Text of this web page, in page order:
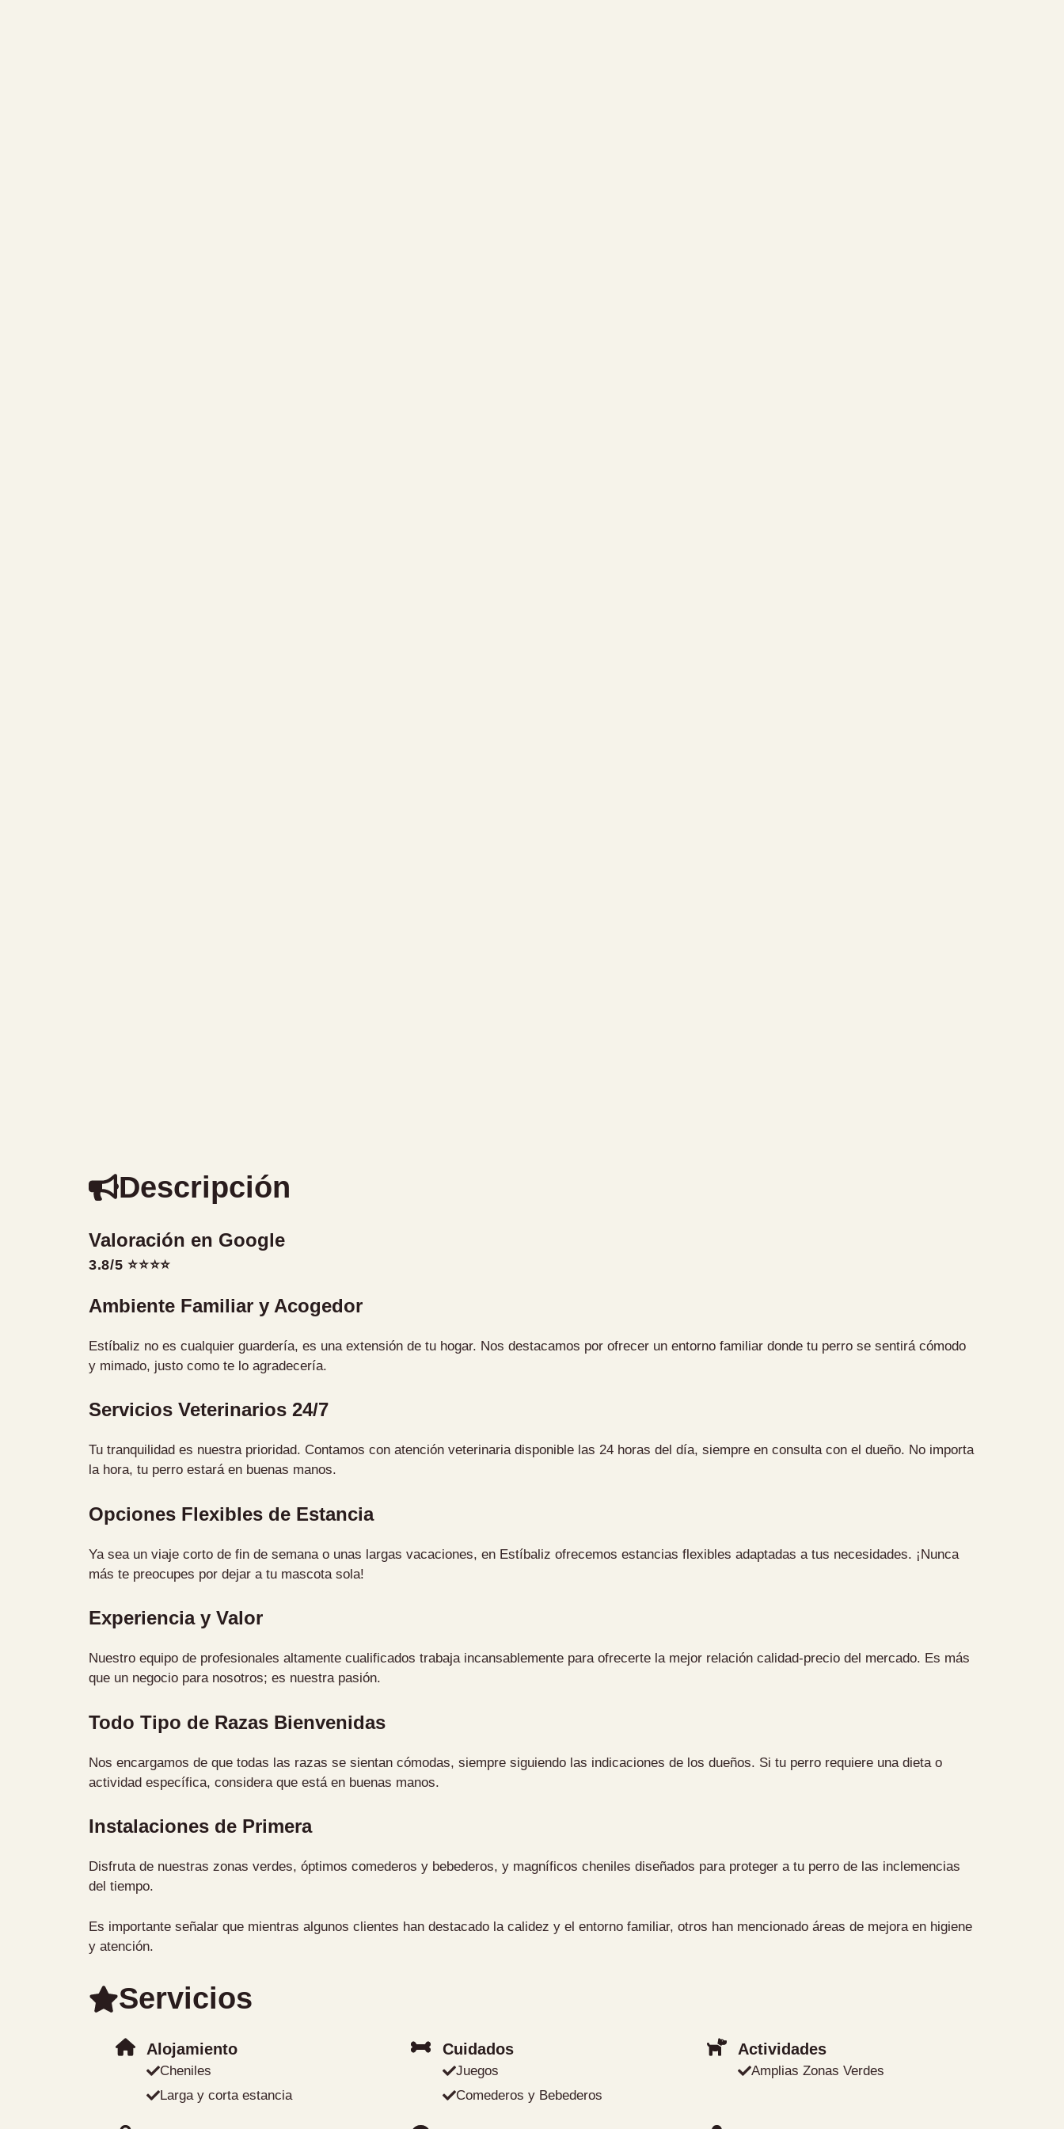
Descripción
Valoración en Google
3.8/5 ⭐⭐⭐⭐
Ambiente Familiar y Acogedor
Estíbaliz no es cualquier guardería, es una extensión de tu hogar. Nos destacamos por ofrecer un entorno familiar donde tu perro se sentirá cómodo
y mimado, justo como te lo agradecería.
Servicios Veterinarios 24/7
Tu tranquilidad es nuestra prioridad. Contamos con atención veterinaria disponible las 24 horas del día, siempre en consulta con el dueño. No importa
la hora, tu perro estará en buenas manos.
Opciones Flexibles de Estancia
Ya sea un viaje corto de fin de semana o unas largas vacaciones, en Estíbaliz ofrecemos estancias flexibles adaptadas a tus necesidades. ¡Nunca
más te preocupes por dejar a tu mascota sola!
Experiencia y Valor
Nuestro equipo de profesionales altamente cualificados trabaja incansablemente para ofrecerte la mejor relación calidad-precio del mercado. Es más
que un negocio para nosotros; es nuestra pasión.
Todo Tipo de Razas Bienvenidas
Nos encargamos de que todas las razas se sientan cómodas, siempre siguiendo las indicaciones de los dueños. Si tu perro requiere una dieta o
actividad específica, considera que está en buenas manos.
Instalaciones de Primera
Disfruta de nuestras zonas verdes, óptimos comederos y bebederos, y magníficos cheniles diseñados para proteger a tu perro de las inclemencias
del tiempo.
Es importante señalar que mientras algunos clientes han destacado la calidez y el entorno familiar, otros han mencionado áreas de mejora en higiene
y atención.
Servicios
Alojamiento
Cheniles
Larga y corta estancia
Cuidados
Juegos
Comederos y Bebederos
Actividades
Amplias Zonas Verdes